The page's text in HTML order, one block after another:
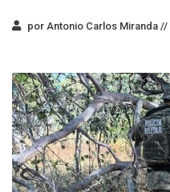
por Antonio Carlos Miranda //